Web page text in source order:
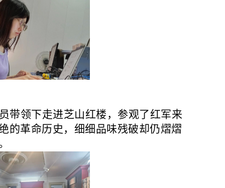
带领下走进芝山红楼，参观了红军来
的革命历史，细细品味残破却仍熠熠